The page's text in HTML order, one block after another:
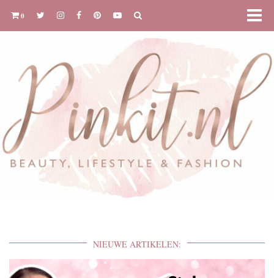
0
NIEUWE ARTIKELEN: